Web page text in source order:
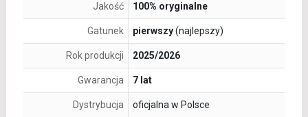
Jakość 100% oryginalne
Gatunek pierwszy(najlepszy)
Rok produkcji 2025/2026
Gwarancja 7 lat
Dystrybucja oficjalna w Polsce